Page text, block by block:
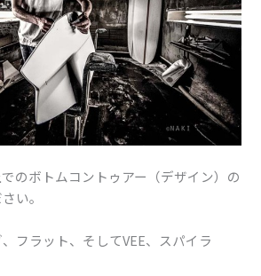
のボトムコントゥアー（デザイン）の
い。
フラット、そしてVEE、スパイラ